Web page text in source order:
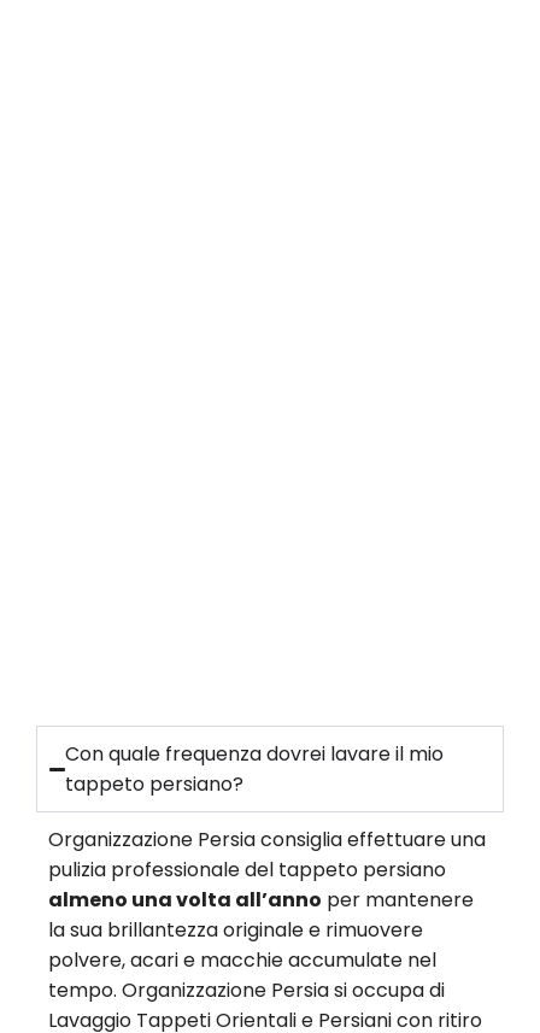
Con quale frequenza dovrei lavare il mio
tappeto persiano?
Organizzazione Persia consiglia effettuare una
pulizia professionale del tappeto persiano
almeno una volta all’anno per mantenere
la sua brillantezza originale e rimuovere
polvere, acari e macchie accumulate nel
tempo. Organizzazione Persia si occupa di
Lavaggio Tappeti Orientali e Persiani con ritiro